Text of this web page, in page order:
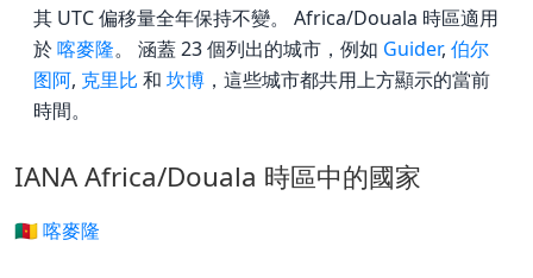
其 UTC 偏移量全年保持不變。 Africa/Douala 時區適用
於喀麥隆。 涵蓋 23 個列出的城市，例如 Guider, 伯尔
图阿, 克里比 和 坎博 ，這些城市都共用上方顯示的當前
時間。
IANA Africa/Douala 時區中的國家
🇨🇲 喀麥隆